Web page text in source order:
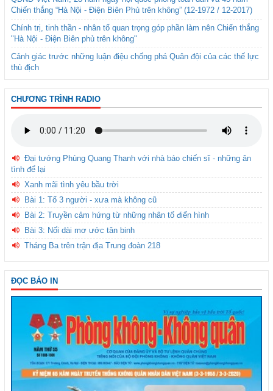
Chiến thắng “Hà Nội - Điện Biên Phủ trên không” (12-1972 / 12-2017)
Chính trị, tinh thần - nhân tố quan trọng góp phần làm nên Chiến thắng
"Hà Nội - Điện Biên phủ trên không"
Cảnh giác trước những luận điệu chống phá Quân đội của các thế lực
thù địch
CHƯƠNG TRÌNH RADIO
Đại tướng Phùng Quang Thanh với nhà báo chiến sĩ - những ân
tình để lại
Xanh mãi tình yêu bầu trời
Bài 1: Tổ 3 người - xưa mà không cũ
Bài 2: Truyền cảm hứng từ những nhân tố điển hình
Bài 3: Nối dài mơ ước tân binh
Tháng Ba trên trận địa Trung đoàn 218
ĐỌC BÁO IN